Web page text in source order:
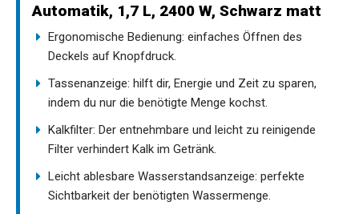
Automatik, 1,7 L, 2400 W, Schwarz matt
Ergonomische Bedienung: einfaches Öffnen des
Deckels auf Knopfdruck.
Tassenanzeige: hilft dir, Energie und Zeit zu sparen,
indem du nur die benötigte Menge kochst.
Kalkfilter: Der entnehmbare und leicht zu reinigende
Filter verhindert Kalk im Getränk.
Leicht ablesbare Wasserstandsanzeige: perfekte
Sichtbarkeit der benötigten Wassermenge.